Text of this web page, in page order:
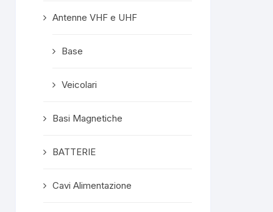
Antenne VHF e UHF
Base
Veicolari
Basi Magnetiche
BATTERIE
Cavi Alimentazione